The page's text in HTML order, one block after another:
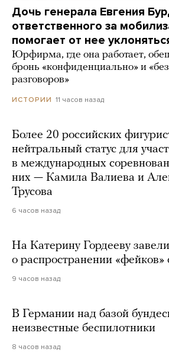
Дочь генерала Евгения
ответственного за
помогает от нее
Юрфирма, где она работает,
бронь «конфиденциально» и
разговоров»
ИСТОРИИ 11 часов назад
Более 20 российских
нейтральный статус для
в международных
них — Камила Валиева и
Трусова
6 часов назад
На Катерину Гордееву
о распространении
9 часов назад
В Германии над базой
неизвестные беспилотники
8 часов назад